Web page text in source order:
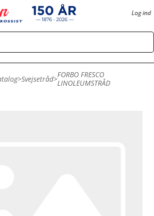
Log ind
>Svejsetråd>FORBO FRESCO
LINOLEUMSTRÅD